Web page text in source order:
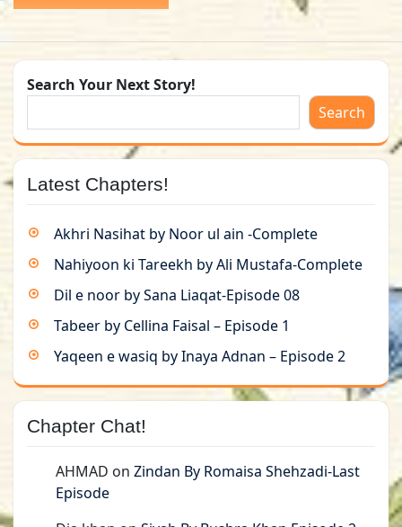
Search Your Next Story!
Search
Latest Chapters!
Akhri Nasihat by Noor ul ain -Complete
Nahiyoon ki Tareekh by Ali Mustafa-Complete
Dil e noor by Sana Liaqat-Episode 08
Tabeer by Cellina Faisal – Episode 1
Yaqeen e wasiq by Inaya Adnan – Episode 2
Chapter Chat!
AHMAD on Zindan By Romaisa Shehzadi-Last
Episode